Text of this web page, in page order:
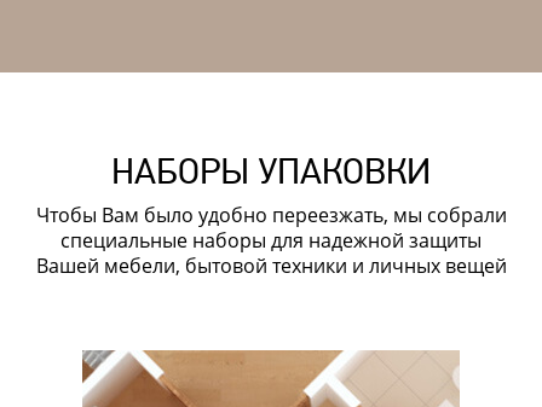
НАБОРЫ УПАКОВКИ
Чтобы Вам было удобно переезжать, мы собрали
специальные наборы для надежной защиты
Вашей мебели, бытовой техники и личных вещей